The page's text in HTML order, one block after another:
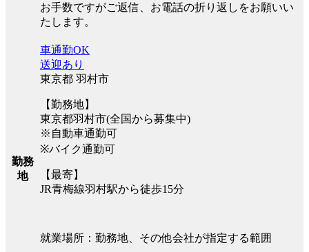
お手数ですがご返信、お電話の折り返しをお願いい
たします。
勤務
地
車通勤OK
送迎あり
東京都 羽村市
【勤務地】
東京都羽村市(全国から募集中)
※自動車通勤可
※バイク通勤可
【最寄】
JR青梅線羽村駅から徒歩15分
就業場所：勤務地、その他会社が指定する範囲